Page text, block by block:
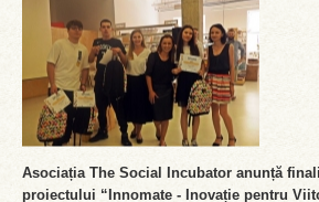
Asociația The Social Incubator anunță
proiectului “Innomate - Inovație pentru